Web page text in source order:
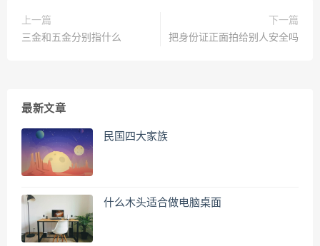
上一篇
三金和五金分别指什么
下一篇
把身份证正面拍给别人安全吗
最新文章
民国四大家族
什么木头适合做电脑桌面